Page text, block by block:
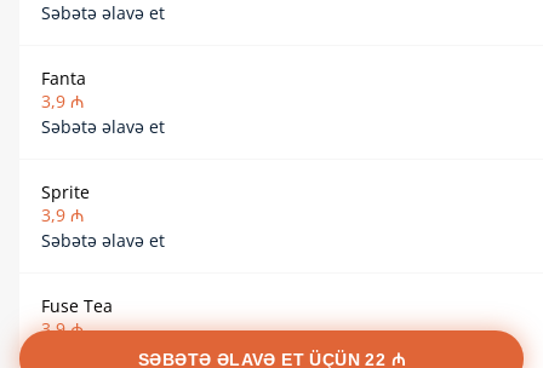
Səbətə əlavə et
Fanta
3,9 ₼
Səbətə əlavə et
Sprite
3,9 ₼
Səbətə əlavə et
Fuse Tea
3,9 ₼
Səbətə əlavə etSƏBƏTƏ ƏLAVƏ ET ÜÇÜN22 ₼